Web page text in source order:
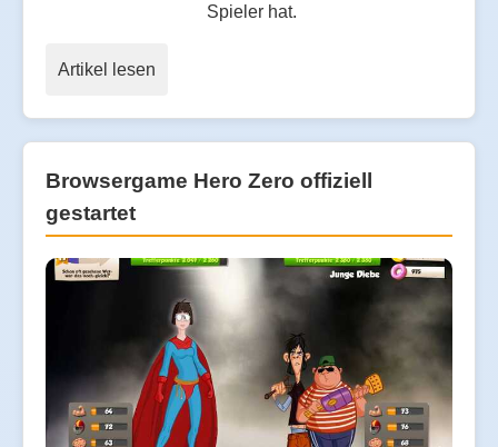
Spieler hat.
Artikel lesen
Browsergame Hero Zero offiziell
gestartet